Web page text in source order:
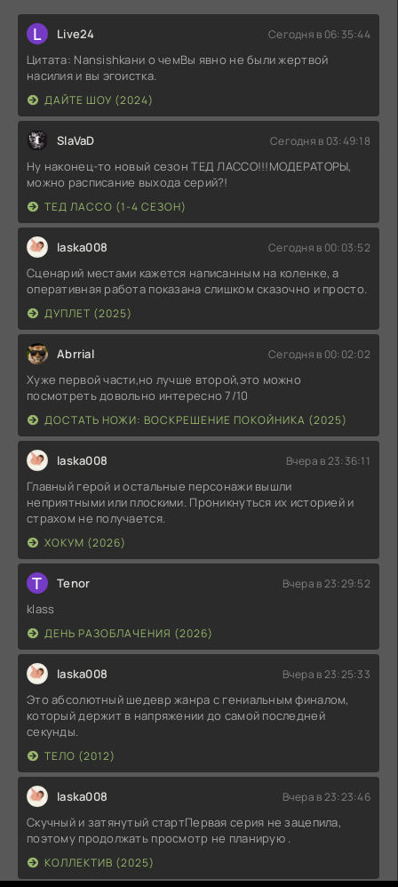
L Live24 Сегодня в 06:35:44
Цитата: Nansishkaни о чемВы явно не были жертвой
насилия и вы эгоистка.
ДАЙТЕ ШОУ (2024)
SlaVaD Сегодня в 03:49:18
Ну наконец-то новый сезон ТЕД ЛАССО!!!МОДЕРАТОРЫ,
можно расписание выхода серий?!
ТЕД ЛАССО (1-4 СЕЗОН)
laska008 Сегодня в 00:03:52
Сценарий местами кажется написанным на коленке, а
оперативная работа показана слишком сказочно и просто.
ДУПЛЕТ (2025)
Abrrial Сегодня в 00:02:02
Хуже первой части,но лучше второй,это можно
посмотреть довольно интересно 7/10
ДОСТАТЬ НОЖИ: ВОСКРЕШЕНИЕ ПОКОЙНИКА (2025)
laska008 Вчера в 23:36:11
Главный герой и остальные персонажи вышли
неприятными или плоскими. Проникнуться их историей и
страхом не получается.
ХОКУМ (2026)
T Tenor Вчера в 23:29:52
klass
ДЕНЬ РАЗОБЛАЧЕНИЯ (2026)
laska008 Вчера в 23:25:33
Это абсолютный шедевр жанра с гениальным финалом,
который держит в напряжении до самой последней
секунды.
ТЕЛО (2012)
laska008 Вчера в 23:23:46
Скучный и затянутый стартПервая серия не зацепила,
поэтому продолжать просмотр не планирую .
КОЛЛЕКТИВ (2025)